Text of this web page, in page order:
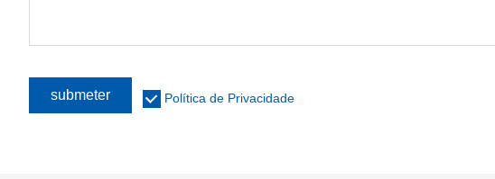
submeter Política de Privacidade